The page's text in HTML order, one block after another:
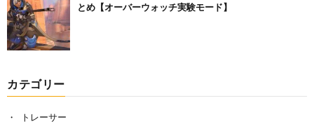
とめ【オーバーウォッチ実験モード】
カテゴリー
トレーサー